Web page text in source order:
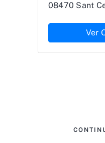
08470 Sant
Ver